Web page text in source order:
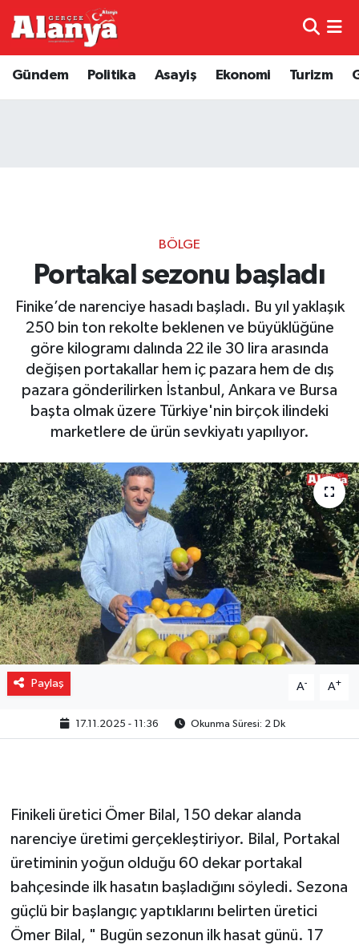
Gündem Politika Asayiş Ekonomi Turizm
BÖLGE
Portakal sezonu başladı
Finike’de narenciye hasadı başladı. Bu yıl yaklaşık
250 bin ton rekolte beklenen ve büyüklüğüne
göre kilogramı dalında 22 ile 30 lira arasında
değişen portakallar hem iç pazara hem de dış
pazara gönderilirken İstanbul, Ankara ve Bursa
başta olmak üzere Türkiye'nin birçok ilindeki
marketlere de ürün sevkiyatı yapılıyor.
Paylaş A- A+
17.11.2025 - 11:36 Okunma Süresi: 2 Dk
Finikeli üretici Ömer Bilal, 150 dekar alanda
narenciye üretimi gerçekleştiriyor. Bilal, Portakal
üretiminin yoğun olduğu 60 dekar portakal
bahçesinde ilk hasatın başladığını söyledi. Sezona
güçlü bir başlangıç yaptıklarını belirten üretici
Ömer Bilal, " Bugün sezonun ilk hasat günü. 17
Genel
Diğer
Dünya
Ekonomi
Gizlilik İlkeleri - Privacy Policy
Güncel
Gündem
Politika
Spor
Turizm
Trafik Durumu
Haber Arşivi